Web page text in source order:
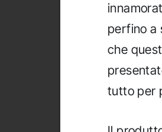
perfino a
che
tutto per